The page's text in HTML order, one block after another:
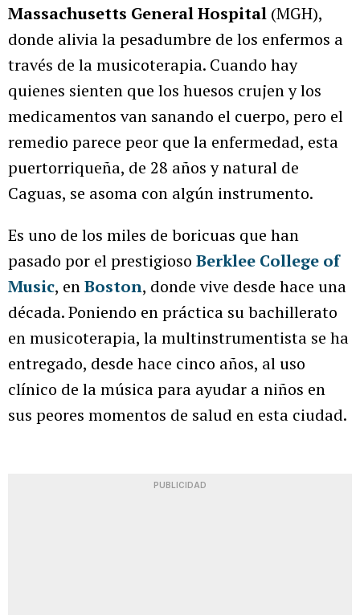
Massachusetts General Hospital (MGH),
donde alivia la pesadumbre de los enfermos a
través de la musicoterapia. Cuando hay
quienes sienten que los huesos crujen y los
medicamentos van sanando el cuerpo, pero el
remedio parece peor que la enfermedad, esta
puertorriqueña, de 28 años y natural de
Caguas, se asoma con algún instrumento.
Es uno de los miles de boricuas que han
pasado por el prestigioso Berklee College of
Music, enBoston, donde vive desde hace una
década. Poniendo en práctica su bachillerato
en musicoterapia, la multinstrumentista se ha
entregado, desde hace cinco años, al uso
clínico de la música para ayudar a niños en
sus peores momentos de salud en esta ciudad.
PUBLICIDAD